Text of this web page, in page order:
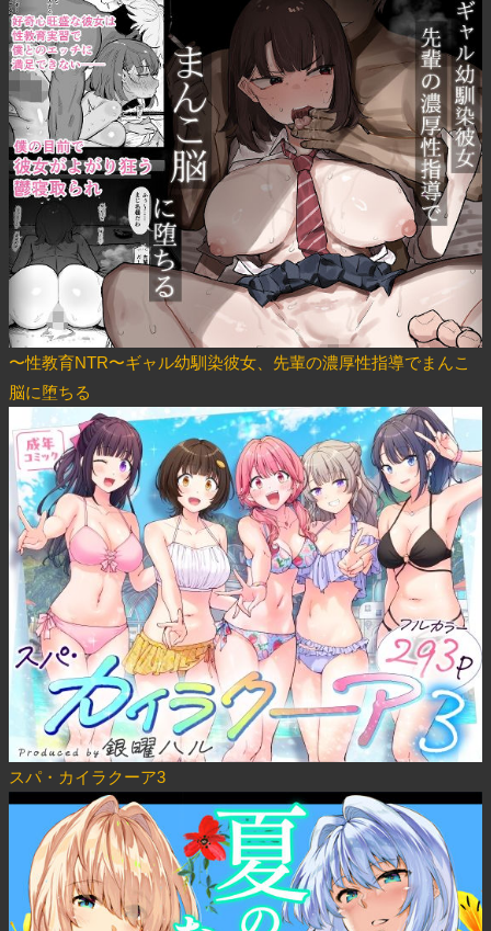
〜性教育NTR〜ギャル幼馴染彼女、先輩の濃厚性指導でまんこ
脳に堕ちる
スパ・カイラクーア3